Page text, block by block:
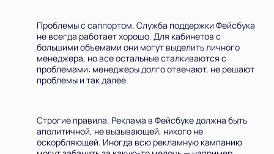
Проблемы с саппортом. Служба поддержки Фейсбука
не всегда работает хорошо. Для кабинетов с
большими объемами они могут выделить личного
менеджера, но все остальные сталкиваются с
проблемами: менеджеры долго отвечают, не решают
проблемы и так далее.
Строгие правила. Реклама в Фейсбуке должна быть
аполитичной, не вызывающей, никого не
оскорбляющей. Иногда всю рекламную кампанию